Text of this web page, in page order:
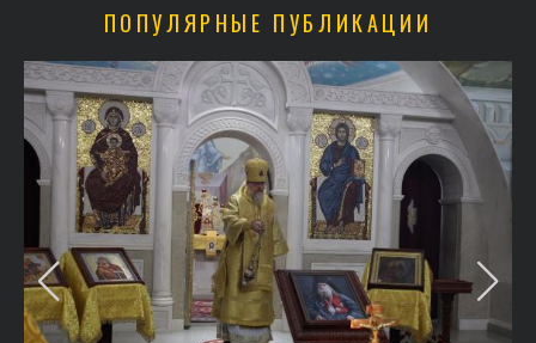
ПОПУЛЯРНЫЕ ПУБЛИКАЦИИ